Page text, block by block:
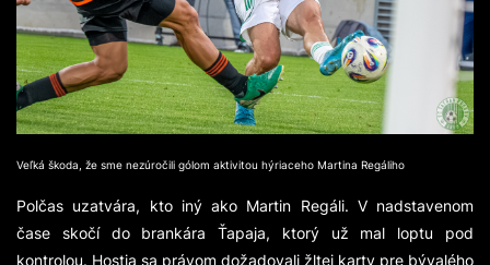
Veľká škoda, že sme nezúročili gólom aktivitou hýriaceho Martina Regáliho
Polčas uzatvára, kto iný ako Martin Regáli. V nadstavenom
čase skočí do brankára Ťapaja, ktorý už mal loptu pod
kontrolou. Hostia sa právom dožadovali žltej karty pre bývalého